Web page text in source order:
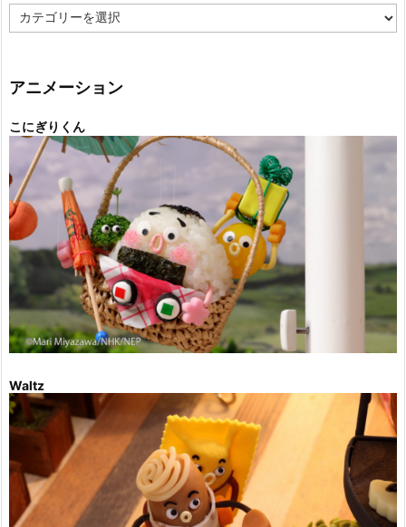
テ
ー
アニメーション
こにぎりくん
Waltz